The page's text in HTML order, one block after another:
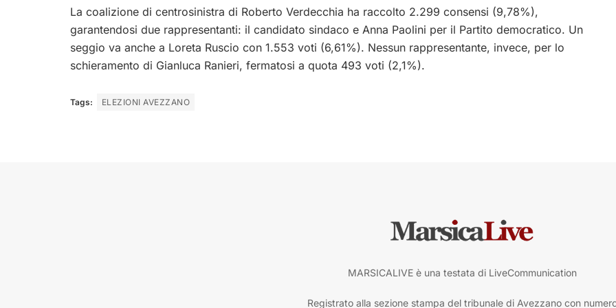
La coalizione di centrosinistra di Roberto Verdecchia ha raccolto 2.299 consensi (9,78%),
garantendosi due rappresentanti: il candidato sindaco e Anna Paolini per il Partito democratico. Un
seggio va anche a Loreta Ruscio con 1.553 voti (6,61%). Nessun rappresentante, invece, per lo
schieramento di Gianluca Ranieri, fermatosi a quota 493 voti (2,1%).
Tags: ELEZIONI AVEZZANO
MARSICALIVE è una testata di LiveCommunication
Registrato alla sezione stampa del tribunale di Avezzano con